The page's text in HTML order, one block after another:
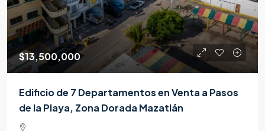
$13,500,000
Edificio de 7 Departamentos en Venta a Pasos
de la Playa, Zona Dorada Mazatlán